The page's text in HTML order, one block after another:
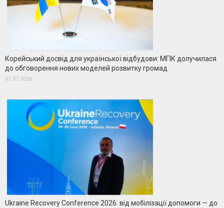
Корейський досвід для української відбудови: МГІК долучилася
до обговорення нових моделей розвитку громад
01.07.2026
Ukraine Recovery Conference 2026: від мобілізації допомоги — до